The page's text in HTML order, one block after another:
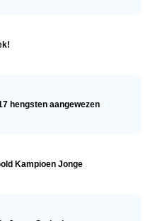
hengsten aangewezen
Kampioen Jonge